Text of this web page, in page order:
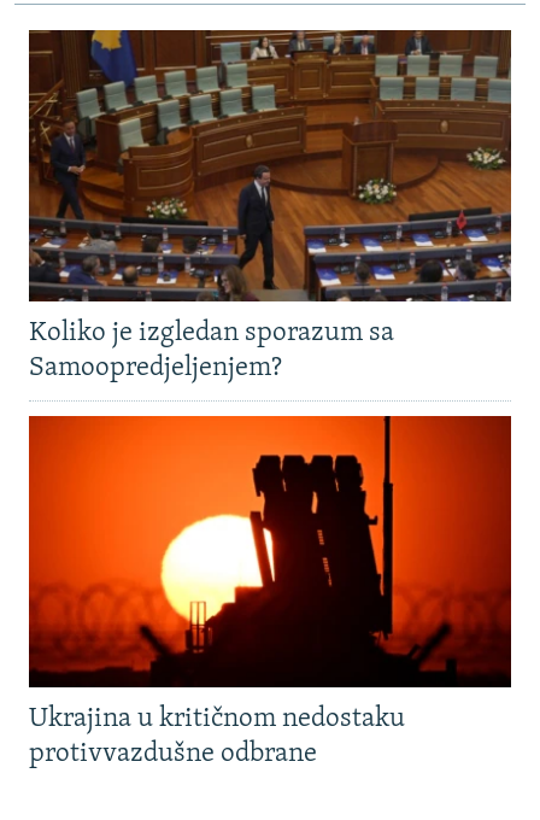
Koliko je izgledan sporazum sa
Samoopredjeljenjem?
Ukrajina u kritičnom nedostaku
protivvazdušne odbrane